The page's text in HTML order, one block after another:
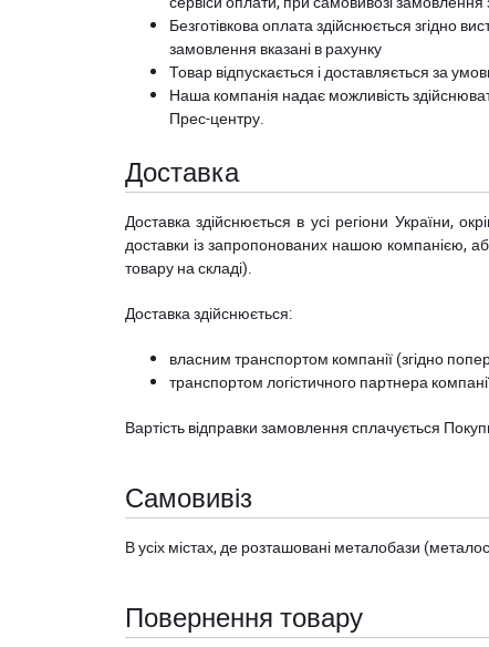
Безготівкова оплата здійснюється згідно
замовлення вказані в рахунку
Товар відпускається і доставляється за
Наша компанія надає можливість
Прес-центру.
Доставка
Доставка здійснюється в усі регіони України,
доставки із запропонованих нашою компанією,
товару на складі).
Доставка здійснюється:
власним транспортом компанії (згідно
транспортом логістичного партнера
Вартість відправки замовлення сплачується
Самовивіз
В усіх містах, де розташовані металобази
Повернення товару